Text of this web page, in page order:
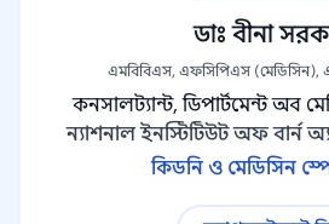
ডাঃ বীনা
এমবিবিএস, এফসিপিএস (মেডিসিন),
কনসালট্যান্ট, ডিপার্টমেন্ট অব
ন্যাশনাল ইনস্টিটিউট অফ বার্ন
কিডনি ও মেডিসিন